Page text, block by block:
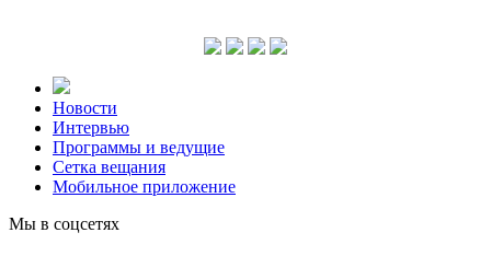
Новости
Интервью
Программы и ведущие
Сетка вещания
Мобильное приложение
Мы в соцсетях